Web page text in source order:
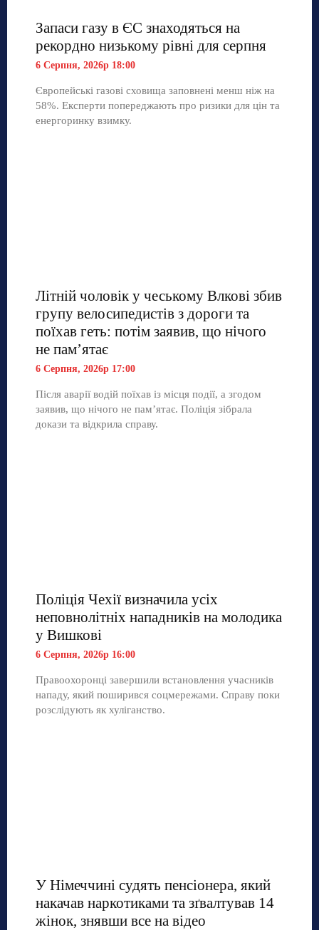
Запаси газу в ЄС знаходяться на
рекордно низькому рівні для серпня
6 Серпня, 2026р 18:00
Європейські газові сховища заповнені менш ніж на
58%. Експерти попереджають про ризики для цін та
енергоринку взимку.
Літній чоловік у чеському Влкові збив
групу велосипедистів з дороги та
поїхав геть: потім заявив, що нічого
не пам’ятає
6 Серпня, 2026р 17:00
Після аварії водій поїхав із місця події, а згодом
заявив, що нічого не пам’ятає. Поліція зібрала
докази та відкрила справу.
Поліція Чехії визначила усіх
неповнолітніх нападників на молодика
у Вишкові
6 Серпня, 2026р 16:00
Правоохоронці завершили встановлення учасників
нападу, який поширився соцмережами. Справу поки
розслідують як хуліганство.
У Німеччині судять пенсіонера, який
накачав наркотиками та зґвалтував 14
жінок, знявши все на відео